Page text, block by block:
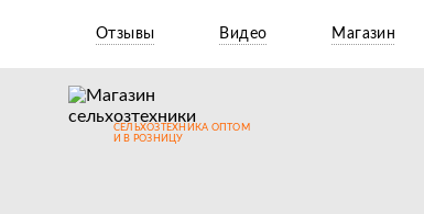
Отзывы Видео Магазин
СЕЛЬХОЗТЕХНИКА ОПТОМ
И В РОЗНИЦУ